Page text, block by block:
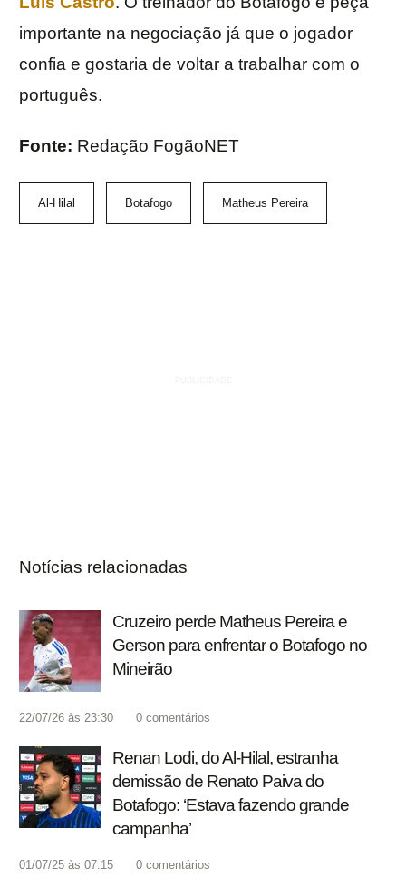
importante na negociação já que o jogador
confia e gostaria de voltar a trabalhar com o
português.
Fonte: Redação FogãoNET
Al-Hilal Botafogo Matheus Pereira
Notícias relacionadas
Cruzeiro perde Matheus Pereira e
Gerson para enfrentar o Botafogo no
Mineirão
22/07/26 às 23:30 0 comentários
Renan Lodi, do Al-Hilal, estranha
demissão de Renato Paiva do
Botafogo: ‘Estava fazendo grande
campanha’
01/07/25 às 07:15 0 comentários